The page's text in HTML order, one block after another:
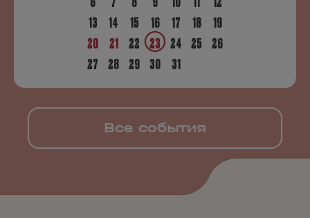
13
14 15 16 17 18
19
20
21 22 23 24 25 26
27 28 29 30 31
Все события